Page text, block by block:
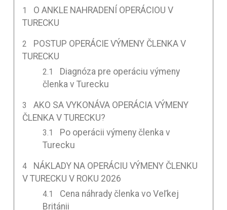
O ANKLE NAHRADENÍ OPERÁCIOU V
TURECKU
POSTUP OPERÁCIE VÝMENY ČLENKA V
TURECKU
Diagnóza pre operáciu výmeny
členka v Turecku
AKO SA VYKONÁVA OPERÁCIA VÝMENY
ČLENKA V TURECKU?
Po operácii výmeny členka v
Turecku
NÁKLADY NA OPERÁCIU VÝMENY ČLENKU
V TURECKU V ROKU 2026
Cena náhrady členka vo Veľkej
Británii